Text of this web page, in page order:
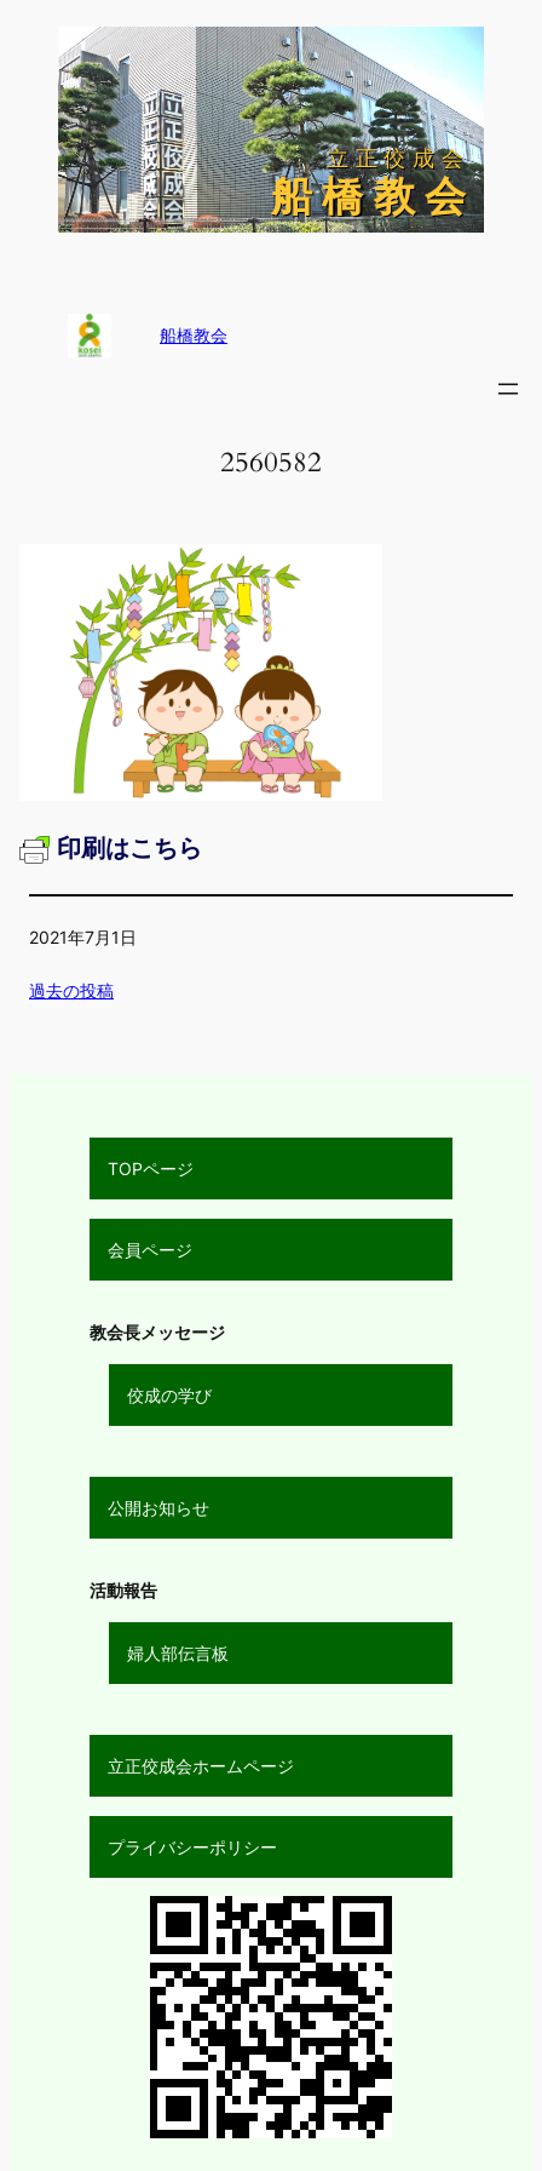
立正佼成会
立正佼成会
船 橋 教 会
船 橋 教 会
船橋教会
2560582
印刷はこちら
2021年7月1日
過去の投稿
TOPページ
会員ページ
教会長メッセージ
佼成の学び
公開お知らせ
活動報告
婦人部伝言板
立正佼成会ホームページ
プライバシーポリシー